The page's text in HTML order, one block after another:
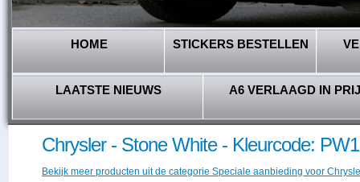
HOME STICKERS BESTELLEN
LAATSTE NIEUWS A6 VERLAAGD IN
Chrysler - Stone White - Kleurcode: PW1
Bekijk meer producten uit de categorie Speciale aanbieding voor